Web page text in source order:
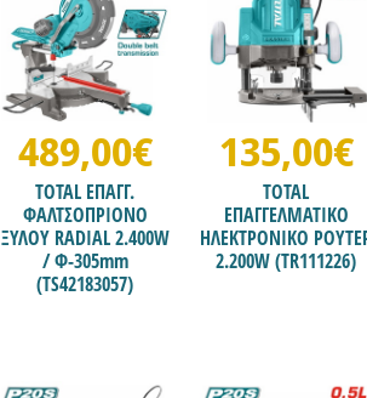
489,00€
TOTAL ΕΠΑΓΓ.
ΦΑΛΤΣΟΠΡΙΟΝΟ
ΞΥΛΟΥ RADIAL 2.400W
/ Φ-305mm
(TS42183057)
135,00€
TOTAL
ΕΠΑΓΓΕΛΜΑΤΙΚΟ
ΗΛΕΚΤΡΟΝΙΚΟ
2.200W (TR111226)